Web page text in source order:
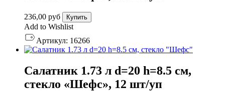
236,00 руб Купить
Add to Wishlist
Артикул: 16266
Салатник 1.73 л d=20 h=8.5 см,
стекло «Шефс», 12 шт/уп